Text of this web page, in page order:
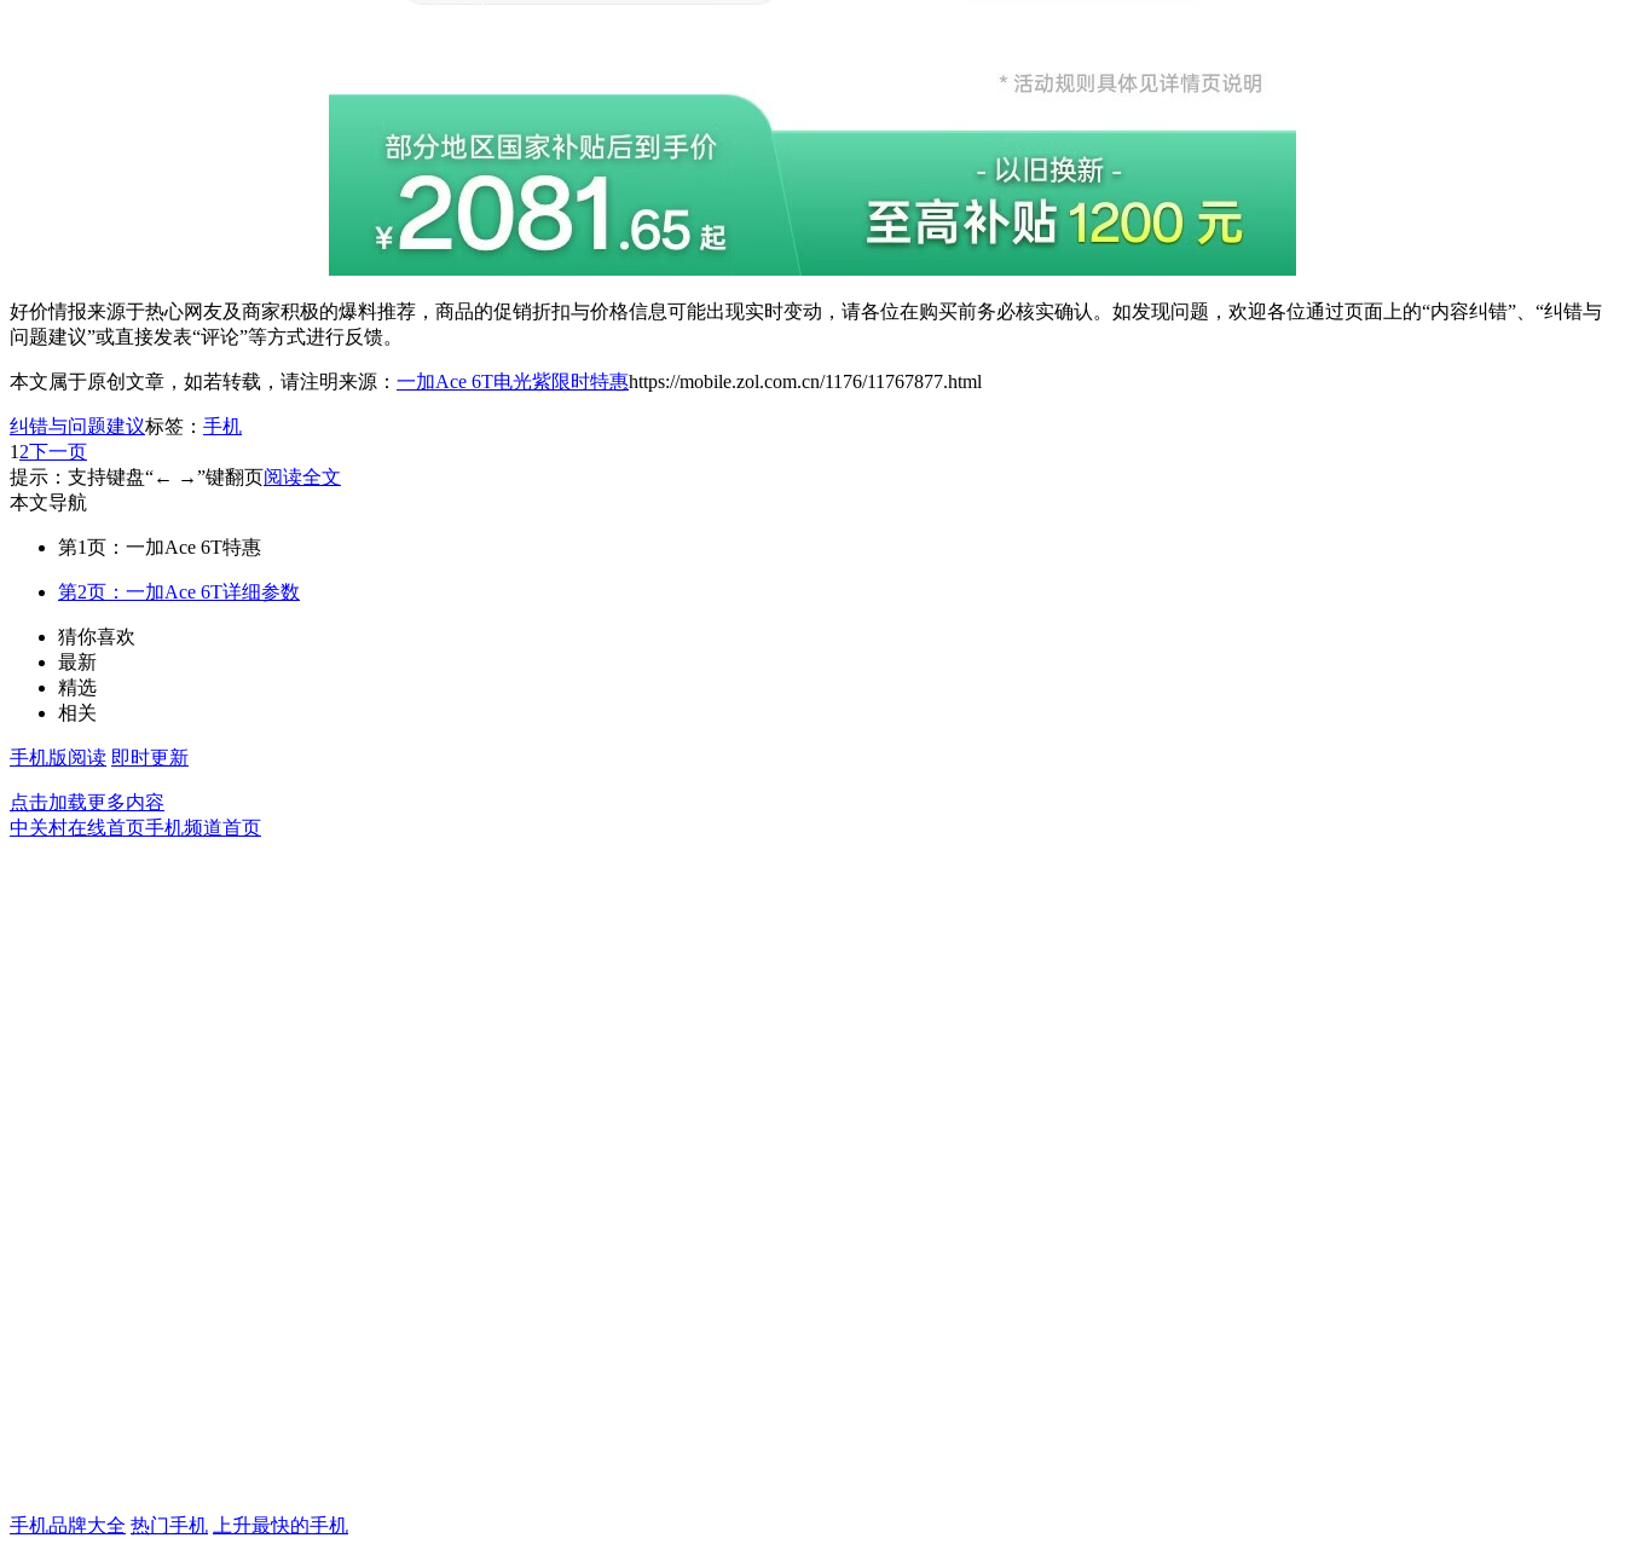
好价情报来源于热心网友及商家积极的爆料推荐，商品的促销折扣与价格信息可能出现实时变动，请各位在购买前务必核实确认。如发现问题，欢迎各位通过页面上的“内容纠错”、“纠错与
问题建议”或直接发表“评论”等方式进行反馈。
本文属于原创文章，如若转载，请注明来源： 一加Ace 6T电光紫限时特惠https://mobile.zol.com.cn/1176/11767877.html
纠错与问题建议标签： 手机
1 2下一页
提示：支持键盘“← →”键翻页阅读全文
本文导航
第1页：一加Ace 6T特惠
第2页：一加Ace 6T详细参数
猜你喜欢
最新
精选
相关
手机版阅读 即时更新
点击加载更多内容
中关村在线首页手机频道首页
手机品牌大全 热门手机 上升最快的手机